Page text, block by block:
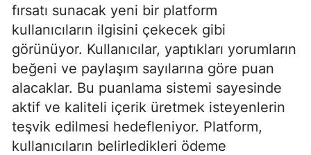
fırsatı sunacak yeni bir platform
kullanıcıların ilgisini çekecek gibi
görünüyor. Kullanıcılar, yaptıkları yorumların
beğeni ve paylaşım sayılarına göre puan
alacaklar. Bu puanlama sistemi sayesinde
aktif ve kaliteli içerik üretmek isteyenlerin
teşvik edilmesi hedefleniyor. Platform,
kullanıcıların belirledikleri ödeme